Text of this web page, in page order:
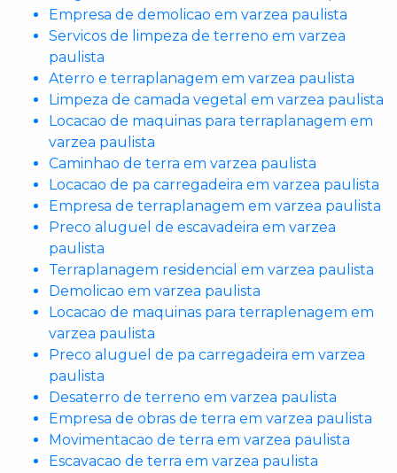
Empresa de demolicao em varzea paulista
Servicos de limpeza de terreno em varzea
paulista
Aterro e terraplanagem em varzea paulista
Limpeza de camada vegetal em varzea paulista
Locacao de maquinas para terraplanagem em
varzea paulista
Caminhao de terra em varzea paulista
Locacao de pa carregadeira em varzea paulista
Empresa de terraplanagem em varzea paulista
Preco aluguel de escavadeira em varzea
paulista
Terraplanagem residencial em varzea paulista
Demolicao em varzea paulista
Locacao de maquinas para terraplenagem em
varzea paulista
Preco aluguel de pa carregadeira em varzea
paulista
Desaterro de terreno em varzea paulista
Empresa de obras de terra em varzea paulista
Movimentacao de terra em varzea paulista
Escavacao de terra em varzea paulista